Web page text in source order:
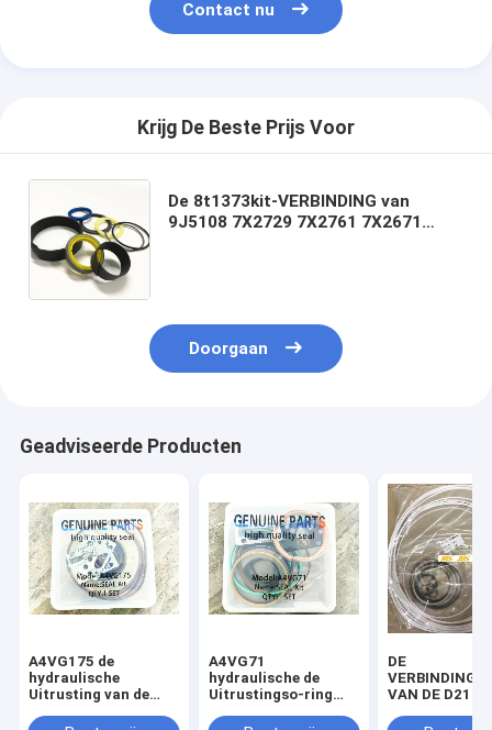
Contact nu
Krijg De Beste Prijs Voor
De 8t1373kit-VERBINDING van
9J5108 7X2729 7X2761 7X2671
Doorgaan
Geadviseerde Producten
A4VG175 de
hydraulische
Uitrusting van de
A4VG71
hydraulische de
Uitrustingso-ring
DE
VAN DE